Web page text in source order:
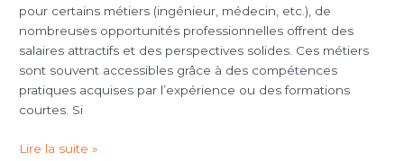
pour certains métiers (ingénieur, médecin, etc.), de
nombreuses opportunités professionnelles offrent des
salaires attractifs et des perspectives solides. Ces métiers
sont souvent accessibles grâce à des compétences
pratiques acquises par l’expérience ou des formations
courtes. Si
Lire la suite »